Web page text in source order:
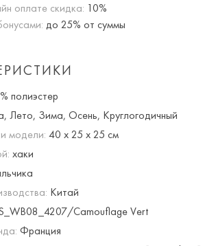
оплате скидка: 10%
до 25% от суммы
полиэстер
Лето, Зима, Осень, Круглогодичный
модели: 40 x 25 x 25 см
хаки
Китай
Camouflage Vert
Франция